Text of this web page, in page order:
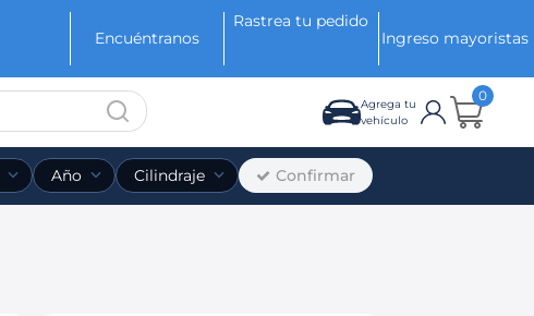
Encuéntranos
Rastrea tu pedido
Ingreso mayoristas
Agrega tu
vehículo
0
Año Cilindraje Confirmar